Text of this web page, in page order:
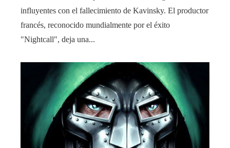
influyentes con el fallecimiento de Kavinsky. El productor
francés, reconocido mundialmente por el éxito
"Nightcall", deja una...